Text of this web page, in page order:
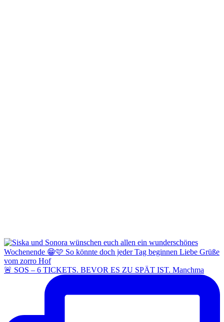
🚨 SOS – 6 TICKETS. BEVOR ES ZU SPÄT IST. Manchma